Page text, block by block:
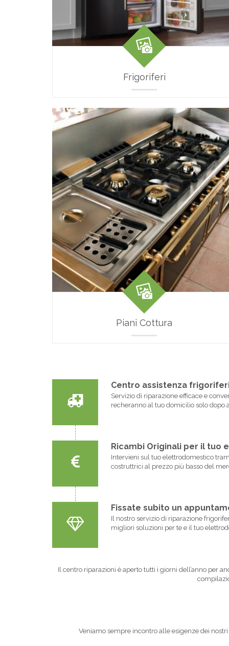
Frigoriferi
Piani Cottura
Centro assistenza
Servizio di riparazione efficace e
recheranno al tuo domicilio solo dopo
Ricambi Originali per il tuo
Intervieni sul tuo elettrodomestico
costruttrici al prezzo più basso del
Fissate subito un
Il nostro servizio di riparazione
migliori soluzioni per te e il tuo
Il centro riparazioni è aperto tutti i giorni dell’anno per
Veniamo sempre incontro alle esigenze dei